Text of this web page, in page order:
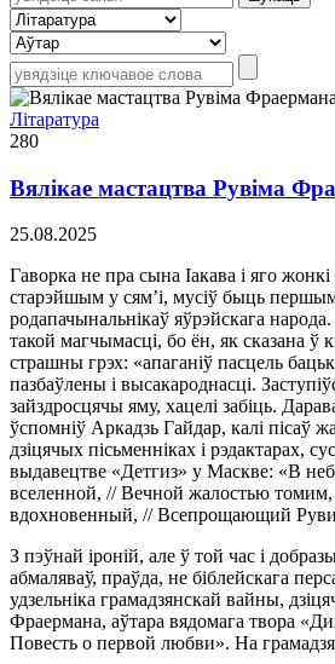
Літаратура
280
Вялікае мастацтва Рувіма
25.08.2025
Гаворка не пра сына Іакава і яго жонкі
старэйшым у сям’і, мусіў быць
родапачынальнікаў яўрэйскага
такой магчымасці, бо ён, як сказана ў
страшны грэх: «апаганіў пасцель
пазбаўлены і высакароднасці.
зайздросцячы яму, хацелі забіць.
ўспомніў Аркадзь Гайдар, калі пісаў
дзіцячых пісьменніках і рэдактарах,
выдавецтве «Детгиз» у Маскве: «В
вселенной, // Вечной жалостью
вдохновенный, // Всепрощающий
З пэўнай іроній, але ў той час і
абмаляваў, праўда, не біблейскага
удзельніка грамадзянскай вайны,
Фраермана, аўтара вядомага твора
Повесть о первой любви». На